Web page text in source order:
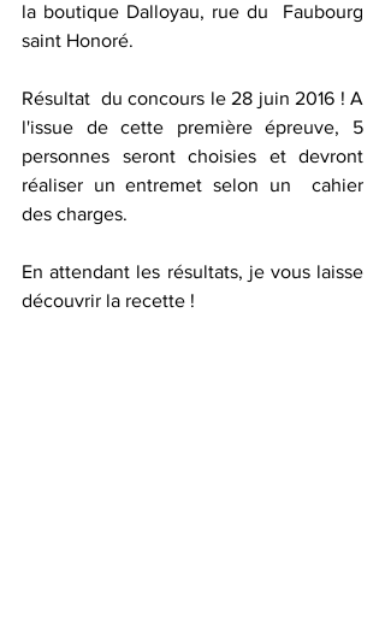
la boutique Dalloyau, rue du  Faubourg
saint Honoré.
Résultat  du concours le 28 juin 2016 ! A
l'issue de cette première épreuve, 5
personnes seront choisies et devront
réaliser un entremet selon un  cahier
des charges.
En attendant les résultats, je vous laisse
découvrir la recette !